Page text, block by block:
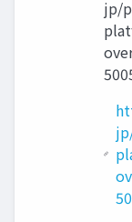
jp/